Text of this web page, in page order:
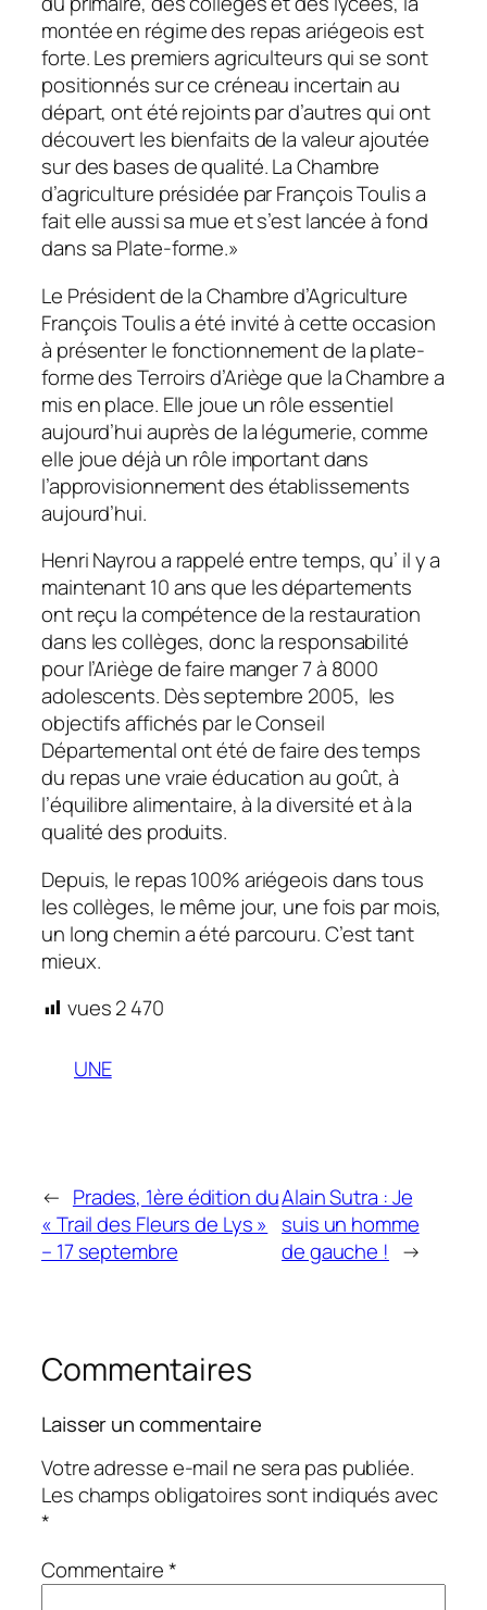
montée en régime des repas ariégeois est
forte. Les premiers agriculteurs qui se sont
positionnés sur ce créneau incertain au
départ, ont été rejoints par d’autres qui ont
découvert les bienfaits de la valeur ajoutée
sur des bases de qualité. La Chambre
d’agriculture présidée par François Toulis a
fait elle aussi sa mue et s’est lancée à fond
dans sa Plate-forme.»
Le Président de la Chambre d’Agriculture
François Toulis a été invité à cette occasion
à présenter le fonctionnement de la plate-
forme des Terroirs d’Ariège que la Chambre a
mis en place. Elle joue un rôle essentiel
aujourd’hui auprès de la légumerie, comme
elle joue déjà un rôle important dans
l’approvisionnement des établissements
aujourd’hui.
Henri Nayrou a rappelé entre temps, qu’ il y a
maintenant 10 ans que les départements
ont reçu la compétence de la restauration
dans les collèges, donc la responsabilité
pour l’Ariège de faire manger 7 à 8000
adolescents. Dès septembre 2005, les
objectifs affichés par le Conseil
Départemental ont été de faire des temps
du repas une vraie éducation au goût, à
l’équilibre alimentaire, à la diversité et à la
qualité des produits.
Depuis, le repas 100% ariégeois dans tous
les collèges, le même jour, une fois par mois,
un long chemin a été parcouru. C’est tant
mieux.
vues2 470
UNE
← Prades, 1ère édition du
« Trail des Fleurs de Lys »
– 17 septembre
Alain Sutra : Je
suis un homme
de gauche ! →
Commentaires
Laisser un commentaire
Votre adresse e-mail ne sera pas publiée.
Les champs obligatoires sont indiqués avec
*
Commentaire*